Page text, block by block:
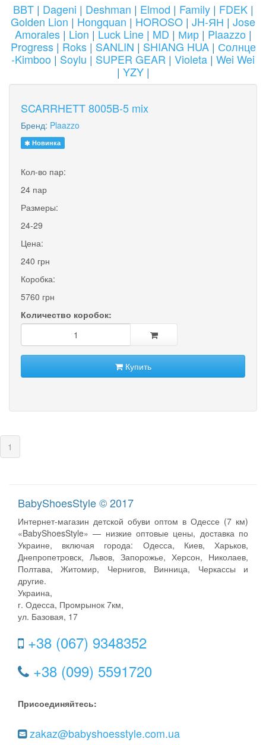
BBT| Dageni | Deshman | Elmod | Family| FDEK|
Golden Lion | Hongquan |HOROSO | JH-ЯН | Jose
Amorales| Lion | Luck Line | MD | Мир| Plaazzo |
Progress| Roks|SANLIN | SHIANG HUA| Солнце
-Kimboo |Soylu | SUPER GEAR | Violeta |Wei Wei
| YZY|
SCARRHETT 8005B-5 mix
Бренд: Plaazzo
Новинка
Кол-во пар:
24 пар
Размеры:
24-29
Цена:
240 грн
Коробка:
5760 грн
Количество коробок:
Купить
1
BabyShoesStyle © 2017
Интернет-магазин детской обуви оптом в Одессе (7 км)
«BabyShoesStyle» — низкие оптовые цены, доставка по
Украине, включая города: Одесса, Киев, Харьков,
Днепропетровск, Львов, Запорожье, Херсон, Николаев,
Полтава, Житомир, Чернигов, Винница, Черкассы и
другие.
Украина,
г. Одесса, Промрынок 7км,
ул. Базовая, 17
+38 (067) 9348352
+38 (099) 5591720
Присоединяйтесь:
zakaz@babyshoesstyle.com.ua